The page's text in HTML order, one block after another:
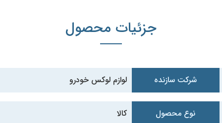
جزئیات محصول
شرکت سازنده لوازم لوکس خودرو
نوع محصول کالا